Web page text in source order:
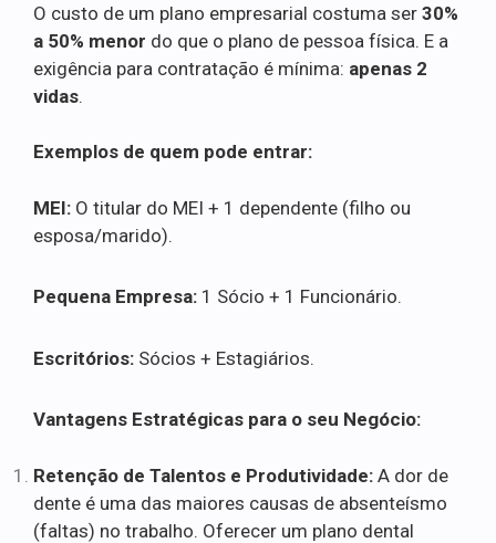
O custo de um plano empresarial costuma ser 30%
a 50% menor do que o plano de pessoa física. E a
exigência para contratação é mínima: apenas 2
vidas.
Exemplos de quem pode entrar:
MEI: O titular do MEI + 1 dependente (filho ou
esposa/marido).
Pequena Empresa: 1 Sócio + 1 Funcionário.
Escritórios: Sócios + Estagiários.
Vantagens Estratégicas para o seu Negócio:
Retenção de Talentos e Produtividade: A dor de
dente é uma das maiores causas de absenteísmo
(faltas) no trabalho. Oferecer um plano dental